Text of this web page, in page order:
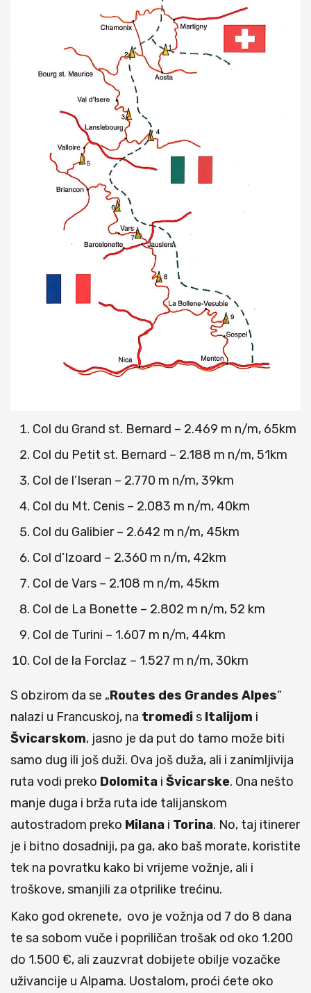
Col du Grand st. Bernard – 2.469 m n/m, 65km
Col du Petit st. Bernard – 2.188 m n/m, 51km
Col de l’Iseran – 2.770 m n/m, 39km
Col du Mt. Cenis – 2.083 m n/m, 40km
Col du Galibier – 2.642 m n/m, 45km
Col d’Izoard – 2.360 m n/m, 42km
Col de Vars – 2.108 m n/m, 45km
Col de La Bonette – 2.802 m n/m, 52 km
Col de Turini – 1.607 m n/m, 44km
Col de la Forclaz – 1.527 m n/m, 30km
S obzirom da se „Routes des Grandes Alpes“
nalazi u Francuskoj, na tromeđis Italijom i
Švicarskom, jasno je da put do tamo može biti
samo dug ili još duži. Ova još duža, ali i zanimljivija
ruta vodi preko Dolomita i Švicarske. Ona nešto
manje duga i brža ruta ide talijanskom
autostradom preko Milana i Torina. No, taj itinerer
je i bitno dosadniji, pa ga, ako baš morate, koristite
tek na povratku kako bi vrijeme vožnje, ali i
troškove, smanjili za otprilike trećinu.
Kako god okrenete, ovo je vožnja od 7 do 8 dana
te sa sobom vuče i popriličan trošak od oko 1.200
do 1.500 €, ali zauzvrat dobijete obilje vozačke
uživancije u Alpama. Uostalom, proći ćete oko